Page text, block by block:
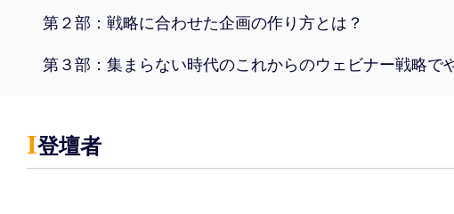
第２部：戦略に合わせた企画の作り方とは？
第３部：集まらない時代のこれからのウェビナー戦略で
Ι登壇者